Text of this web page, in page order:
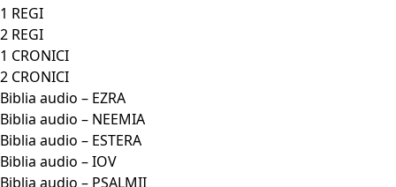
1 REGI
2 REGI
1 CRONICI
2 CRONICI
Biblia audio – EZRA
Biblia audio – NEEMIA
Biblia audio – ESTERA
Biblia audio – IOV
Biblia audio – PSALMII